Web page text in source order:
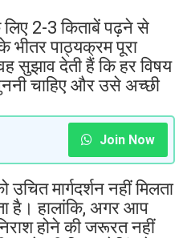
2-3 किताबें पढ़ने से
भीतर पाठ्यक्रम पूरा
सुझाव देती हैं कि हर विषय
चाहिए और उसे अच्छी
Join Now
मार्गदर्शन नहीं मिलता
है। हालांकि, अगर आप
होने की जरूरत नहीं